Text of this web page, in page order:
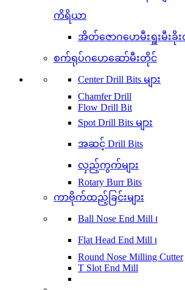
ကိရိယာ
အိတ်ဇောဂဟေမီးရှူးမီး
စက်ရုပ်ဂဟေဆော်မီးတိုင်
Center Drill Bits များ
Chamfer Drill
Flow Drill Bit
Spot Drill Bits များ
အဆင့် Drill Bits
လှည့်ကွက်များ
Rotary Burr Bits
ကာဗိုက်ထည့်ခြင်းများ
Ball Nose End Mill ၊
Flat Head End Mill ၊
Round Nose Milling Cutter
T Slot End Mill